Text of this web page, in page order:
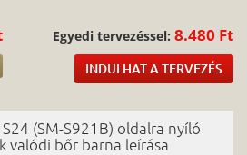
Egyedi tervezéssel: 8.480 Ft
INDULHAT A TERVEZÉS
(SM-S921B) oldalra nyíló
valódi bőr barna leírása